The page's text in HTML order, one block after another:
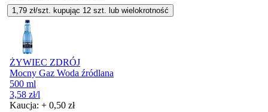
1,79 zł/szt. kupując 12 szt. lub wielokrotność
ŻYWIEC ZDRÓJ
Mocny Gaz Woda źródlana
500 ml
3,58 zł/l
Kaucja: + 0,50 zł